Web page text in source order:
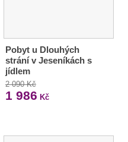
Pobyt u Dlouhých
strání v Jeseníkách s
jídlem
2 090 Kč
1 986 Kč